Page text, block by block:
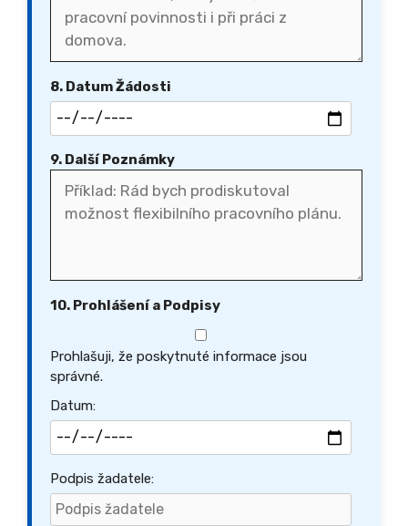
8. Datum Žádosti
9. Další Poznámky
10. Prohlášení a Podpisy
Prohlašuji, že poskytnuté informace jsou
správné.
Datum:
Podpis žadatele: